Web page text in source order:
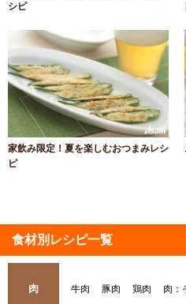
シピ
家飲み限定！夏を楽しむおつまみレシ
ピ
食材別レシピ一覧
肉 牛肉 豚肉 鶏肉 肉：